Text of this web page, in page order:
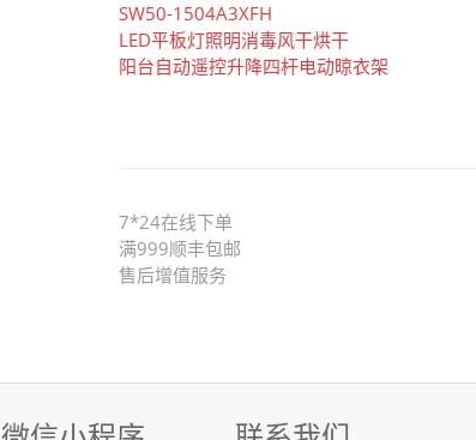
SW50-1504A3XFH
LED平板灯照明消毒风干烘干
阳台自动遥控升降四杆电动晾衣架
7*24在线下单
满999顺丰包邮
售后增值服务